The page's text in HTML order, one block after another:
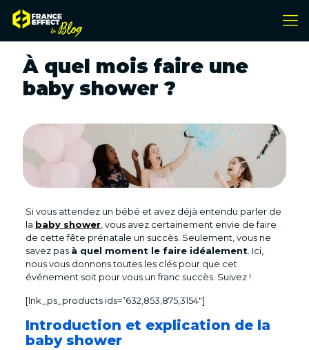
À quel mois faire une
baby shower ?
Si vous attendez un bébé et avez déjà entendu parler de
la baby shower, vous avez certainement envie de faire
de cette fête prénatale un succès. Seulement, vous ne
savez pas à quel moment le faire idéalement. Ici,
nous vous donnons toutes les clés pour que cet
événement soit pour vous un franc succès. Suivez !
[lnk_ps_products ids=”632,853,875,3154″]
Introduction et explication de la
baby shower